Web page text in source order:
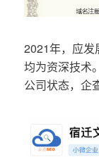
2021年，应发
均为资深技术
公司状态，企